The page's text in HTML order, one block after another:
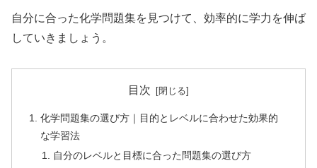
自分に合った化学問題集を見つけて、効率的に学力を伸ば
していきましょう。
目次
化学問題集の選び方｜目的とレベルに合わせた効果的
な学習法
自分のレベルと目標に合った問題集の選び方